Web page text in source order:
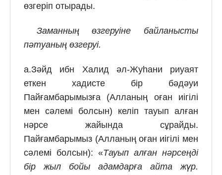
өзгеріп отырады.
Заманның өзгеруіне байланысты
пәтуаның өзгеруі.
а.Зәйд ибн Халид әл-Жуһани риуаят
еткен хадисте бір бәдәуи
Пайғамбарымызға (Алланың оған иігілі
мен сәлемі болсын) келіп тауып алған
нәрсе жайында сұрайды.
Пайғамбарымыз (Алланың оған иігілі мен
сәлемі болсын): «Тауып алған нәрсеңді
бір жыл бойы адамдарға айта жүр.